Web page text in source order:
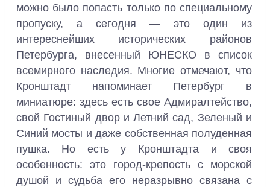
можно было попасть только по специальному
пропуску, а сегодня — это один из
интереснейших исторических районов
Петербурга, внесенный ЮНЕСКО в список
всемирного наследия. Многие отмечают, что
Кронштадт напоминает Петербург в
миниатюре: здесь есть свое Адмиралтейство,
свой Гостиный двор и Летний сад, Зеленый и
Синий мосты и даже собственная полуденная
пушка. Но есть у Кронштадта и своя
особенность: это город-крепость с морской
душой и судьба его неразрывно связана с